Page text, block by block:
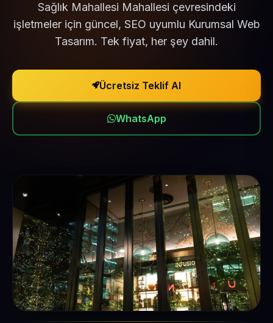
Sağlık Mahallesi Mahallesi çevresindeki
işletmeler için güncel, SEO uyumlu Kurumsal Web
Tasarım. Tek fiyat, her şey dahil.
Ücretsiz Teklif Al
WhatsApp